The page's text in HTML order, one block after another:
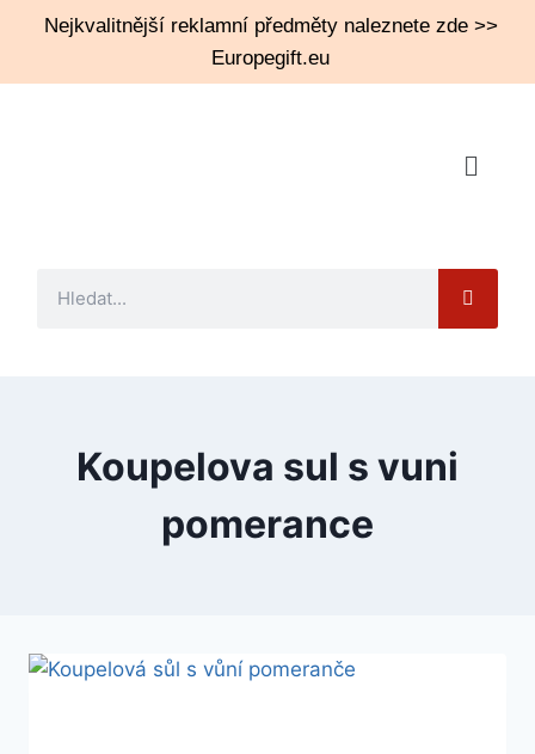
Nejkvalitnější reklamní předměty naleznete zde >>
Europegift.eu
Koupelova sul s vuni
pomerance